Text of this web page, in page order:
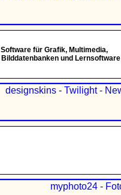
Software für Grafik, Multimedia,
Bilddatenbanken und Lernsoftware